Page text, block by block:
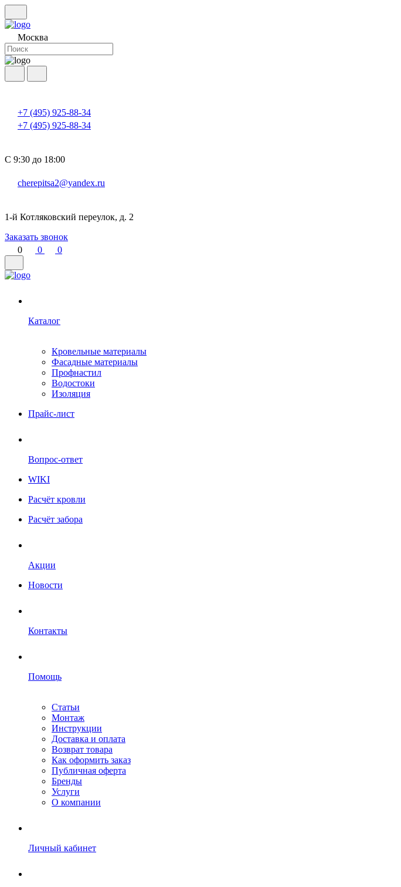
Москва
+7 (495) 925-88-34
+7 (495) 925-88-34
С 9:30 до 18:00
cherepitsa2@yandex.ru
1-й Котляковский переулок, д. 2
Заказать звонок
0
0 0
Каталог
Кровельные материалы
Фасадные материалы
Профнастил
Водостоки
Изоляция
Прайс-лист
Вопрос-ответ
WIKI
Расчёт кровли
Расчёт забора
Акции
Новости
Контакты
Помощь
Статьи
Монтаж
Инструкции
Доставка и оплата
Возврат товара
Как оформить заказ
Публичная оферта
Бренды
Услуги
О компании
Личный кабинет